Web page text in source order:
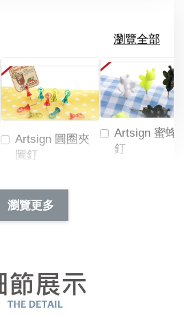
瀏覽全部
Artsign 圓圈夾
圖釘
NT$ 19.00
NT$ 66.00
Artsign 蜜蜂
釘
瀏覽更多